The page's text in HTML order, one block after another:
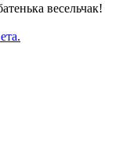
весельчак!